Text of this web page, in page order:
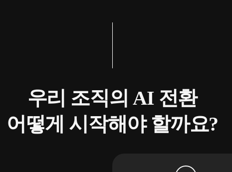
우리 조직의 AI 전환
어떻게 시작해야 할까요?